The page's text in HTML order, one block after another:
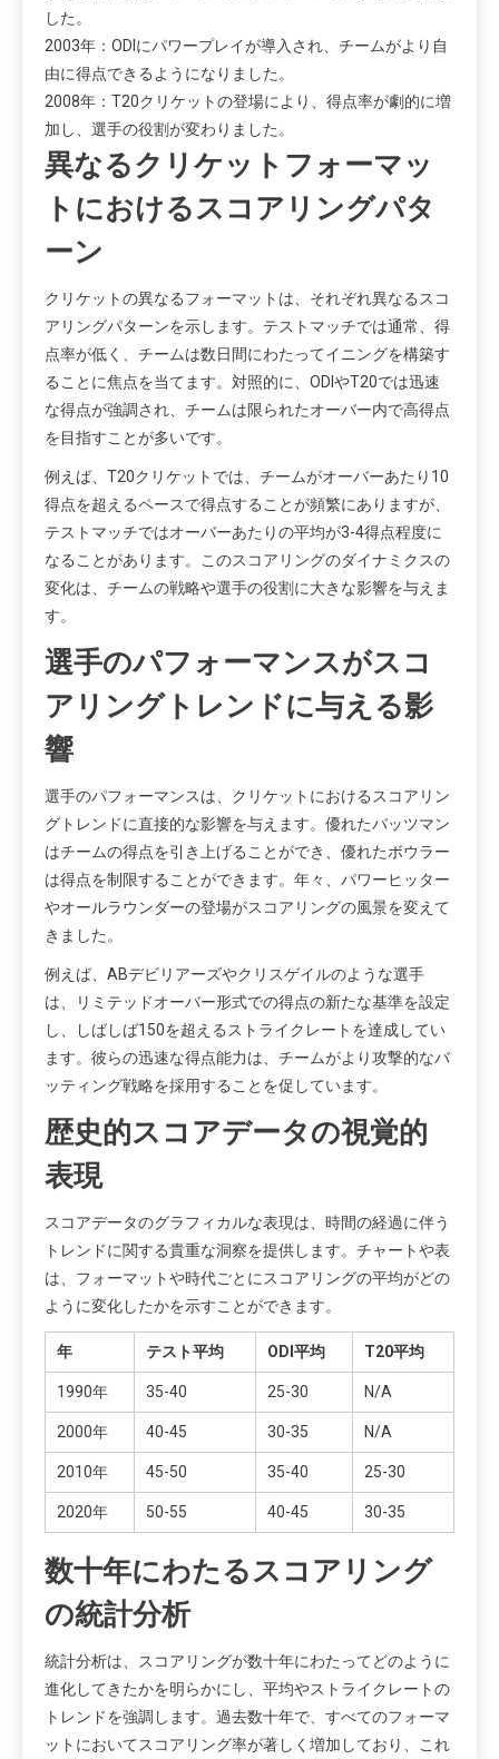
した。
2003年：ODIにパワープレイが導入され、チームがより自
由に得点できるようになりました。
2008年：T20クリケットの登場により、得点率が劇的に増
加し、選手の役割が変わりました。
異なるクリケットフォーマッ
トにおけるスコアリングパタ
ーン
クリケットの異なるフォーマットは、それぞれ異なるスコ
アリングパターンを示します。テストマッチでは通常、得
点率が低く、チームは数日間にわたってイニングを構築す
ることに焦点を当てます。対照的に、ODIやT20では迅速
な得点が強調され、チームは限られたオーバー内で高得点
を目指すことが多いです。
例えば、T20クリケットでは、チームがオーバーあたり10
得点を超えるペースで得点することが頻繁にありますが、
テストマッチではオーバーあたりの平均が3-4得点程度に
なることがあります。このスコアリングのダイナミクスの
変化は、チームの戦略や選手の役割に大きな影響を与えま
す。
選手のパフォーマンスがスコ
アリングトレンドに与える影
響
選手のパフォーマンスは、クリケットにおけるスコアリン
グトレンドに直接的な影響を与えます。優れたバッツマン
はチームの得点を引き上げることができ、優れたボウラー
は得点を制限することができます。年々、パワーヒッター
やオールラウンダーの登場がスコアリングの風景を変えて
きました。
例えば、ABデビリアーズやクリスゲイルのような選手
は、リミテッドオーバー形式での得点の新たな基準を設定
し、しばしば150を超えるストライクレートを達成してい
ます。彼らの迅速な得点能力は、チームがより攻撃的なバ
ッティング戦略を採用することを促しています。
歴史的スコアデータの視覚的
表現
スコアデータのグラフィカルな表現は、時間の経過に伴う
トレンドに関する貴重な洞察を提供します。チャートや表
は、フォーマットや時代ごとにスコアリングの平均がどの
ように変化したかを示すことができます。
年 テスト平均 ODI平均 T20平均
1990年 35-40 25-30 N/A
2000年 40-45 30-35 N/A
2010年 45-50 35-40 25-30
2020年 50-55 40-45 30-35
数十年にわたるスコアリング
の統計分析
統計分析は、スコアリングが数十年にわたってどのように
進化してきたかを明らかにし、平均やストライクレートの
トレンドを強調します。過去数十年で、すべてのフォーマ
ットにおいてスコアリング率が著しく増加しており、これ